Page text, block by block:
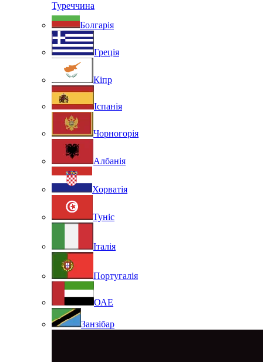
Туреччина
Болгарія
Греція
Кіпр
Іспанія
Чорногорія
Албанія
Хорватія
Туніс
Італія
Португалія
ОАЕ
Занзібар